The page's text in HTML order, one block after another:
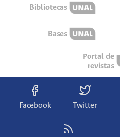
Bibliotecas
Bases
Portal de
revistas
Facebook Twitter